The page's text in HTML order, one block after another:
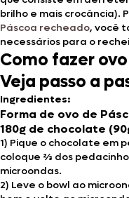
brilho e mais crocância).
Páscoa recheado, você
necessários para o
Como fazer
Veja passo a
Ingredientes:
Forma de ovo de
180g de chocolate
1) Pique o chocolate em
coloque ⅔ dos
microondas.
2) Leve o bowl ao